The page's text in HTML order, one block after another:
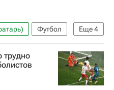
Еще4
Футбол
по футболу)
трудно